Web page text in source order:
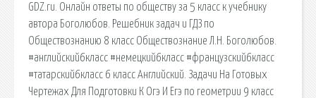
GDZ.ru. Онлайн ответы по обществу за 5 класс к учебнику
автора Боголюбов. Решебник задач и ГДЗ по
Обществознанию 8 класс Обществознание Л.Н. Боголюбов.
#английский6класс #немецкий6класс #французский6класс
#татарский6класс 6 класс Английский. Задачи На Готовых
Чертежах Для Подготовки К Огэ И Егэ по геометрии 9 класс